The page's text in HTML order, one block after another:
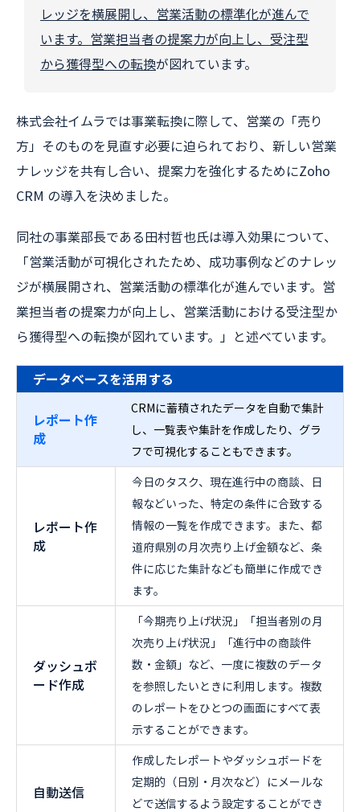
レッジを横展開し、営業活動の標準化が進んで
います。営業担当者の提案力が向上し、受注型
から獲得型への転換が図れています。
株式会社イムラでは事業転換に際して、営業の「売り
方」そのものを見直す必要に迫られており、新しい営業
ナレッジを共有し合い、提案力を強化するためにZoho
CRM の導入を決めました。
同社の事業部長である田村哲也氏は導入効果について、
「営業活動が可視化されたため、成功事例などのナレッ
ジが横展開され、営業活動の標準化が進んでいます。営
業担当者の提案力が向上し、営業活動における受注型か
ら獲得型への転換が図れています。」と述べています。
データベースを活用する
レポート作
成
CRMに蓄積されたデータを自動で集計
し、一覧表や集計を作成したり、グラ
フで可視化することもできます。
レポート作
成
今日のタスク、現在進行中の商談、日
報などいった、特定の条件に合致する
情報の一覧を作成できます。また、都
道府県別の月次売り上げ金額など、条
件に応じた集計なども簡単に作成でき
ます。
ダッシュボ
ード作成
「今期売り上げ状況」「担当者別の月
次売り上げ状況」「進行中の商談件
数・金額」など、一度に複数のデータ
を参照したいときに利用します。複数
のレポートをひとつの画面にすべて表
示することができます。
自動送信
作成したレポートやダッシュボードを
定期的（日別・月次など）にメールな
どで送信するよう設定することができ